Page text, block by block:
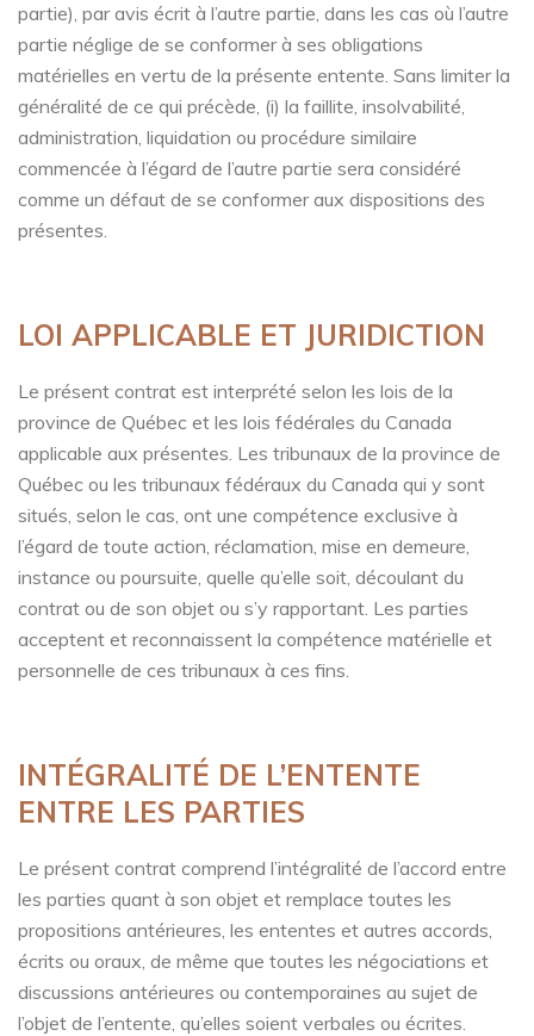
partie), par avis écrit à l’autre partie, dans les cas où l’autre
partie néglige de se conformer à ses obligations
matérielles en vertu de la présente entente. Sans limiter la
généralité de ce qui précède, (i) la faillite, insolvabilité,
administration, liquidation ou procédure similaire
commencée à l’égard de l’autre partie sera considéré
comme un défaut de se conformer aux dispositions des
présentes.
LOI APPLICABLE ET JURIDICTION
Le présent contrat est interprété selon les lois de la
province de Québec et les lois fédérales du Canada
applicable aux présentes. Les tribunaux de la province de
Québec ou les tribunaux fédéraux du Canada qui y sont
situés, selon le cas, ont une compétence exclusive à
l’égard de toute action, réclamation, mise en demeure,
instance ou poursuite, quelle qu’elle soit, découlant du
contrat ou de son objet ou s’y rapportant. Les parties
acceptent et reconnaissent la compétence matérielle et
personnelle de ces tribunaux à ces fins.
INTÉGRALITÉ DE L’ENTENTE
ENTRE LES PARTIES
Le présent contrat comprend l’intégralité de l’accord entre
les parties quant à son objet et remplace toutes les
propositions antérieures, les ententes et autres accords,
écrits ou oraux, de même que toutes les négociations et
discussions antérieures ou contemporaines au sujet de
l’objet de l’entente, qu’elles soient verbales ou écrites.